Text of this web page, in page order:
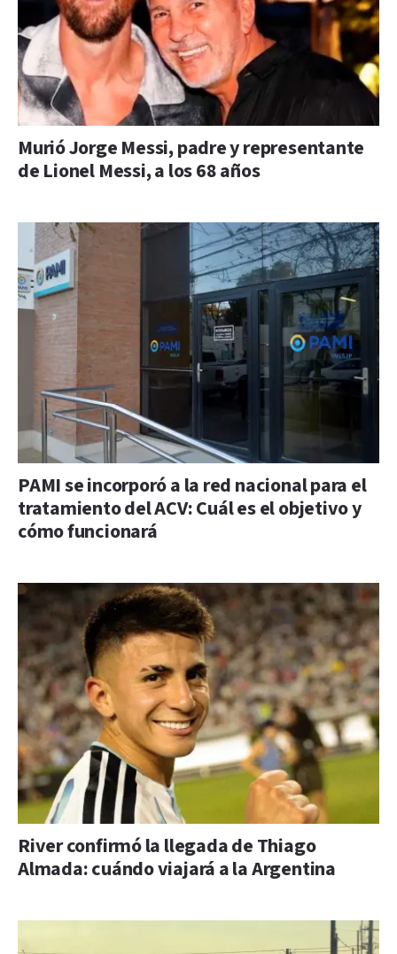
Murió Jorge Messi, padre y representante
de Lionel Messi, a los 68 años
PAMI se incorporó a la red nacional para el
tratamiento del ACV: Cuál es el objetivo y
cómo funcionará
River confirmó la llegada de Thiago
Almada: cuándo viajará a la Argentina